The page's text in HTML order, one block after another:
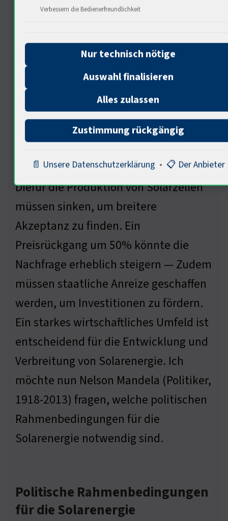
Wirtschaftliche Aspekte der
Der Markt spielt eine zentrale Rolle.
Diefür die Produktion von Solarzellen
müssen sinken, um breitere
Akzeptanz zu finden. Ein
Preisrückgang um 50% könnte die
Nachfrage erheblich steigern — Zudem
müssen staatliche Anreize geschaffen
werden, um Investitionen zu fördern.
Ein starkes wirtschaftliches Umfeld ist
entscheidend für die Entwicklung und
Verbreitung von Solarenergie. Ich
möchte nun Nelson Mandela (Politiker,
1918-2013) fragen, welche politischen
Rahmenbedingungen für die
Solarenergie notwendig sind.
Politische Rahmenbedingungen
für die Solarenergie
Verbessern die Bedienerfreundlichkeit
Nur technisch nötige
Auswahl finalisieren
Alles zulassen
Zustimmung rückgängig
📄 Unsere Datenschutzerklärung • 📋 Der Anbieter